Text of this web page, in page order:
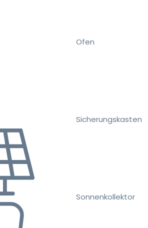
Ofen
Sicherungskasten
Sonnenkollektor